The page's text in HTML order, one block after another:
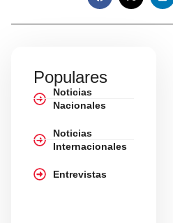
Populares
Noticias
Nacionales
Noticias
Internacionales
Entrevistas